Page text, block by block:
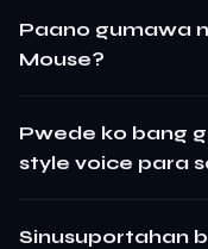
Paano gumawa
Mouse?
Pwede ko bang
style voice para
Sinusuportahan